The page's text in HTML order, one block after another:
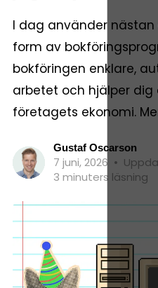
I dag använder
form av
bokföringen enklare,
arbetet och hjälper dig
företagets ekonomi.
Gustaf Oscarson
7 juni, 2026 •
3 minuters läsning